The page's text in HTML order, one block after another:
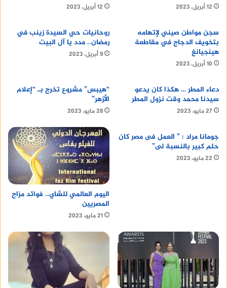
12 أبريل، 2023 12 أبريل، 2023
سجن مواطن صيني لإتهامه
بتخويف الدجاج في مقاطعة
هينجيانغ
10 أبريل، 2023
روحانيات حي السيدة زينب في
رمضان.. مدد يا آل البيت
9 أبريل، 2023
دعاء المطر … هكذا كان يدعو
سيدنا محمد وقت نزول المطر
27 مايو، 2023
“هيبس” مشروع تخرج بـ “إعلام
الأزهر”
28 مايو، 2023
جومانا مراد : ” العمل فى مصر كان
حلم كبير بالنسبة لى”
22 مايو، 2023
اليوم العالمي للشاي.. فوائد مزاج
المصريين
21 مايو، 2023